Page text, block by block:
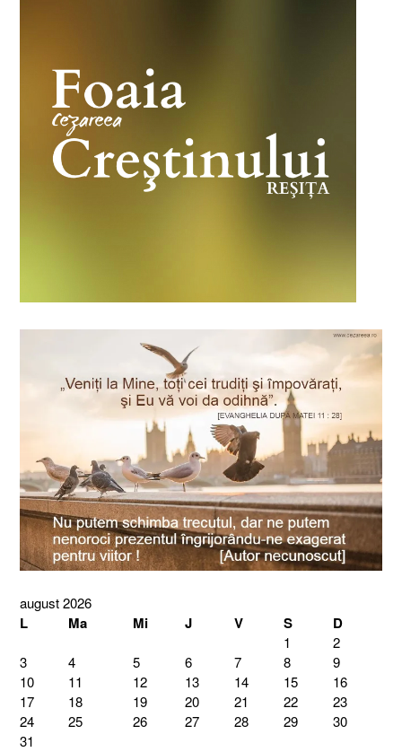
august 2026
L Ma Mi J V S D
1
2
3
4 5 6 7 8
9
10
11 12 13 14 15
16
17
18 19 20 21 22
23
24
25 26 27 28 29
30
31